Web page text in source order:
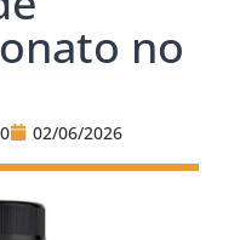
no
02/06/2026